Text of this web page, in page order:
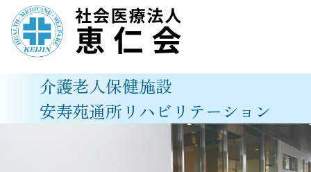
介護老人保健施設
安寿苑通所リハビリテーション